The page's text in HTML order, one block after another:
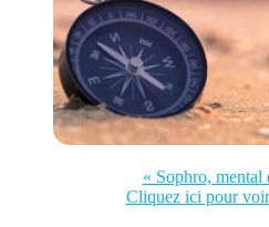
« Sophro, mental
Cliquez ici pour